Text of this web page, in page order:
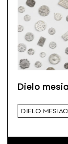
Dielo
DIELO